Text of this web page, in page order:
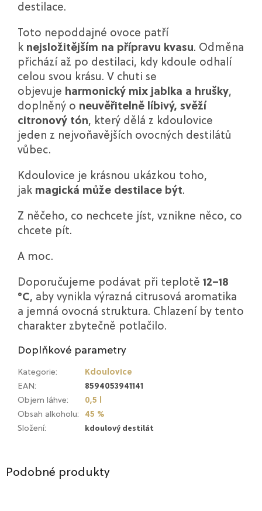
destilace.
Toto nepoddajné ovoce patří
k nejsložitějším na přípravu kvasu. Odměna
přichází až po destilaci, kdy kdoule odhalí
celou svou krásu. V chuti se
objevuje harmonický mix jablka a hrušky,
doplněný o neuvěřitelně líbivý, svěží
citronový tón, který dělá z kdoulovice
jeden z nejvoňavějších ovocných destilátů
vůbec.
Kdoulovice je krásnou ukázkou toho,
jak magická může destilace být.
Z něčeho, co nechcete jíst, vznikne něco, co
chcete pít.
A moc.
Doporučujeme podávat při teplotě 12–18
°C, aby vynikla výrazná citrusová aromatika
a jemná ovocná struktura. Chlazení by tento
charakter zbytečně potlačilo.
Doplňkové parametry
Kategorie:
Kdoulovice
EAN:
8594053941141
Objem láhve:
0,5 l
Obsah alkoholu:
45 %
Složení: kdoulový destilát
Podobné produkty